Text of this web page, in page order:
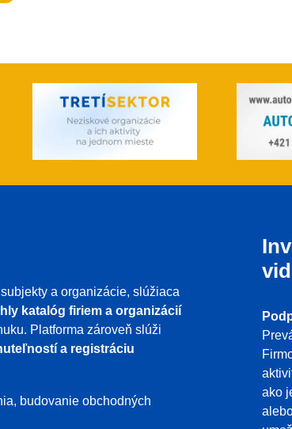
a organizácie, slúžiaca
katalóg firiem a organizácií
Platforma zároveň slúži
a registráciu
budovanie obchodných
ako